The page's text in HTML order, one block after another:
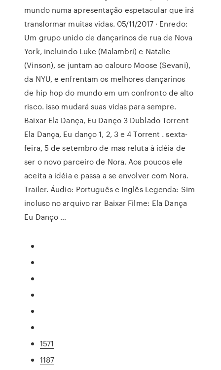
mundo numa apresentação espetacular que irá
transformar muitas vidas. 05/11/2017 · Enredo:
Um grupo unido de dançarinos de rua de Nova
York, incluindo Luke (Malambri) e Natalie
(Vinson), se juntam ao calouro Moose (Sevani),
da NYU, e enfrentam os melhores dançarinos
de hip hop do mundo em um confronto de alto
risco. isso mudará suas vidas para sempre.
Baixar Ela Dança, Eu Danço 3 Dublado Torrent
Ela Dança, Eu danço 1, 2, 3 e 4 Torrent . sexta-
feira, 5 de setembro de mas reluta à idéia de
ser o novo parceiro de Nora. Aos poucos ele
aceita a idéia e passa a se envolver com Nora.
Trailer. Áudio: Português e Inglês Legenda: Sim
incluso no arquivo rar Baixar Filme: Ela Dança
Eu Danço …
1571
1187